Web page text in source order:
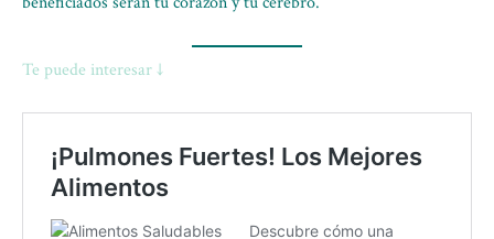
Te puede interesar ↓